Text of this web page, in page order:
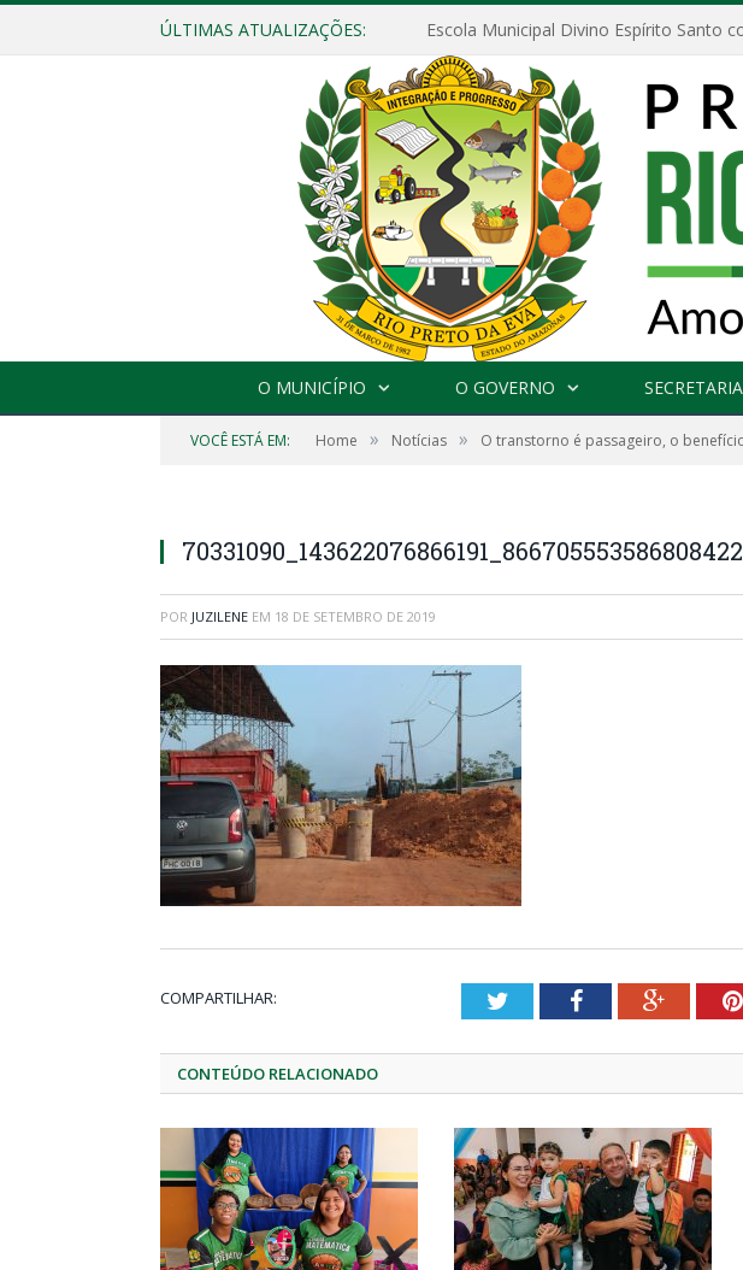
ÚLTIMAS ATUALIZAÇÕES:
O MUNICÍPIO O GOVERNO
VOCÊ ESTÁ EM: Home » Notícias » O transtorno é passageiro, o
POR JUZILENE EM 18 DE SETEMBRO DE 2019
COMPARTILHAR: TwitterFacebookGoogle+
CONTEÚDO RELACIONADO